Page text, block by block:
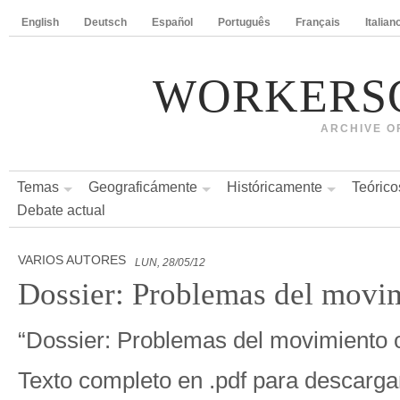
English Deutsch Español Português Français
ARCHIVE
Temas Geograficámente Históricamente
Debate actual
VARIOS AUTORES LUN, 28/05/12
Dossier: Problemas del
“Dossier: Problemas del movimiento
Texto completo en .pdf para